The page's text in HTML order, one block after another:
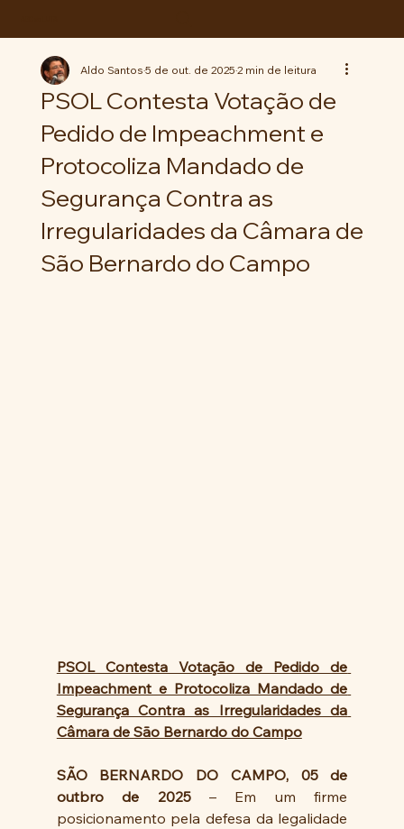
PSOL Contesta Votação de
Pedido de Impeachment e
Protocoliza Mandado de
Segurança Contra as
Irregularidades da Câmara de
São Bernardo do Campo
Aldo Santos5 de out. de 20252 min de leitura
PSOL Contesta Votação de Pedido de
Impeachment e Protocoliza Mandado de
Segurança Contra as Irregularidades da
Câmara de São Bernardo do Campo
SÃO BERNARDO DO CAMPO, 05 de
outbro de 2025 – Em um firme
posicionamento pela defesa da legalidade